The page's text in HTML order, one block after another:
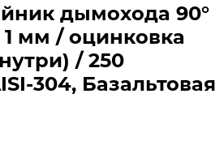
дымохода 90°
мм / оцинковка
/ 250
304, Базальтовая